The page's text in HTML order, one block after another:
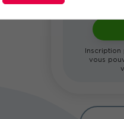
Inscription
vous